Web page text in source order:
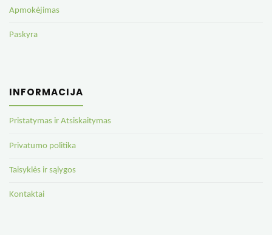
Apmokėjimas
Paskyra
INFORMACIJA
Pristatymas ir Atsiskaitymas
Privatumo politika
Taisyklės ir sąlygos
Kontaktai